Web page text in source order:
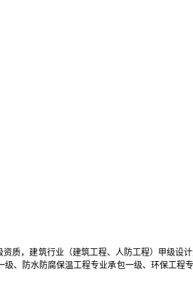
，建筑行业（建筑工程、人防工程）甲级设
、防水防腐保温工程专业承包一级、环保工